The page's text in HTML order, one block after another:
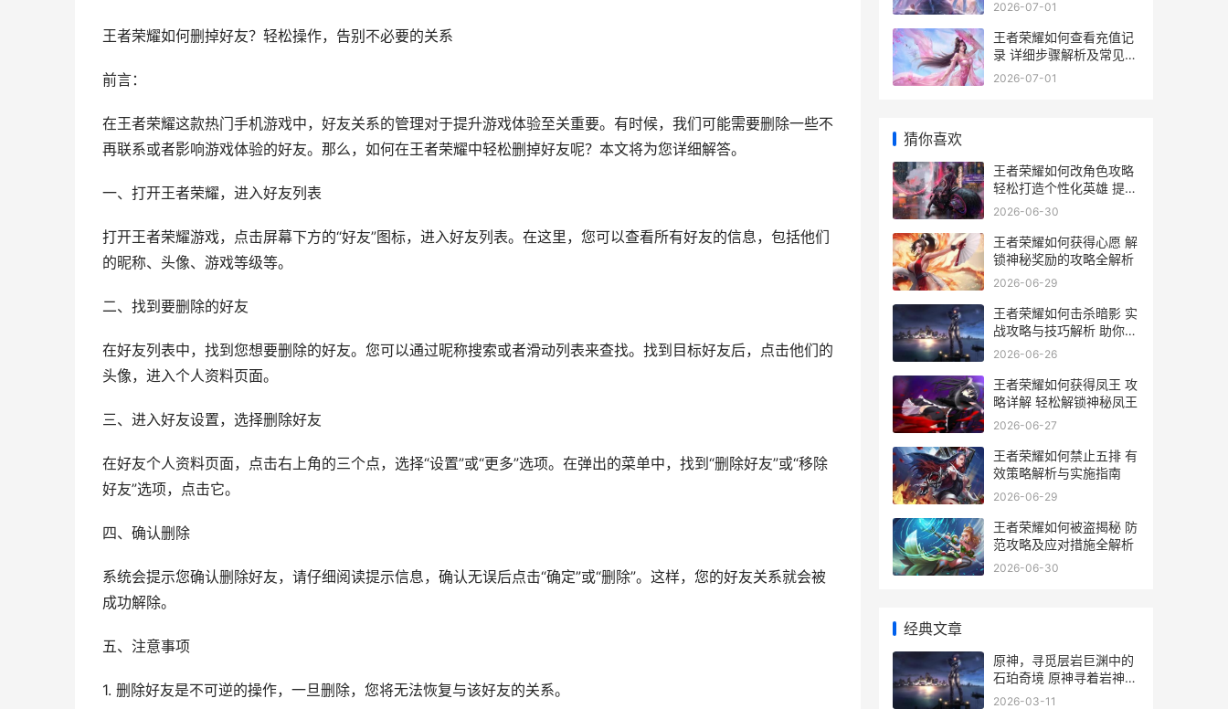
王者荣耀如何删掉好友？轻松操作，告别不必要的关系
前言：
在王者荣耀这款热门手机游戏中，好友关系的管理对于提升游戏体验至关重要。有时候，我们可能需要删除一些不
再联系或者影响游戏体验的好友。那么，如何在王者荣耀中轻松删掉好友呢？本文将为您详细解答。
一、打开王者荣耀，进入好友列表
打开王者荣耀游戏，点击屏幕下方的“好友”图标，进入好友列表。在这里，您可以查看所有好友的信息，包括他们
的昵称、头像、游戏等级等。
二、找到要删除的好友
在好友列表中，找到您想要删除的好友。您可以通过昵称搜索或者滑动列表来查找。找到目标好友后，点击他们的
头像，进入个人资料页面。
三、进入好友设置，选择删除好友
在好友个人资料页面，点击右上角的三个点，选择“设置”或“更多”选项。在弹出的菜单中，找到“删除好友”或“移除
好友”选项，点击它。
四、确认删除
系统会提示您确认删除好友，请仔细阅读提示信息，确认无误后点击“确定”或“删除”。这样，您的好友关系就会被
成功解除。
五、注意事项
1. 删除好友是不可逆的操作，一旦删除，您将无法恢复与该好友的关系。
2026-07-01
王者荣耀如何查看充值记
录 详细步骤解析及常见问
题解答
2026-07-01
猜你喜欢
王者荣耀如何改角色攻略
轻松打造个性化英雄 提升
游戏体验全解析
2026-06-30
王者荣耀如何获得心愿 解
锁神秘奖励的攻略全解析
2026-06-29
王者荣耀如何击杀暗影 实
战攻略与技巧解析 助你轻
松上分
2026-06-26
王者荣耀如何获得凤王 攻
略详解 轻松解锁神秘凤王
2026-06-27
王者荣耀如何禁止五排 有
效策略解析与实施指南
2026-06-29
王者荣耀如何被盗揭秘 防
范攻略及应对措施全解析
2026-06-30
经典文章
原神，寻觅层岩巨渊中的
石珀奇境 原神寻着岩神像
找碎片
2026-03-11